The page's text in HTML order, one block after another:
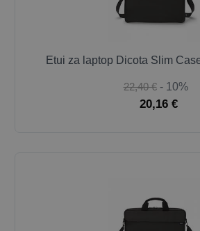
Etui za laptop Dicota Slim
22,40 € - 10%
20,16 €